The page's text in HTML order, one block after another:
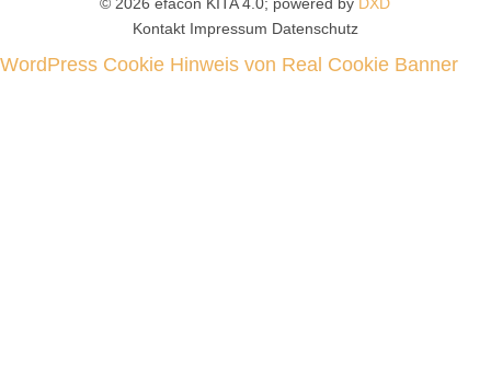
Kontakt Impressum Datenschutz
WordPress Cookie Hinweis von Real Cookie Banner